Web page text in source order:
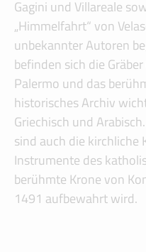
Gagini und Villareale
„Himmelfahrt“ von
unbekannter Autoren
befinden sich die
Palermo und das
historisches Archiv
Griechisch und
sind auch die kirchliche
Instrumente des
berühmte Krone von
1491 aufbewahrt wird.